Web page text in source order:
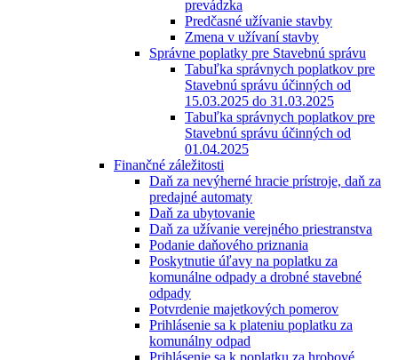
prevádzka
Predčasné užívanie stavby
Zmena v užívaní stavby
Správne poplatky pre Stavebnú správu
Tabuľka správnych poplatkov pre
Stavebnú správu účinných od
15.03.2025 do 31.03.2025
Tabuľka správnych poplatkov pre
Stavebnú správu účinných od
01.04.2025
Finančné záležitosti
Daň za nevýherné hracie prístroje, daň za
predajné automaty
Daň za ubytovanie
Daň za užívanie verejného priestranstva
Podanie daňového priznania
Poskytnutie úľavy na poplatku za
komunálne odpady a drobné stavebné
odpady
Potvrdenie majetkových pomerov
Prihlásenie sa k plateniu poplatku za
komunálny odpad